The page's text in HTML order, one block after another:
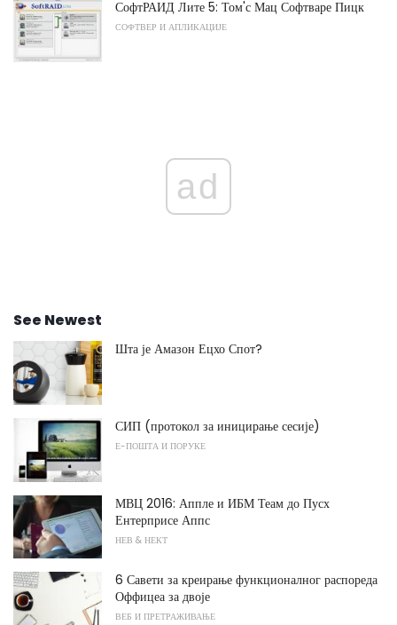
СофтРАИД Лите 5: Том'с Мац Софтваре Пицк
СОФТВЕР И АПЛИКАЦИЈЕ
ad
See Newest
Шта је Амазон Ецхо Спот?
СИП (протокол за иницирање сесије)
Е-ПОШТА И ПОРУКЕ
МВЦ 2016: Аппле и ИБМ Теам до Пусх
Ентерприсе Аппс
НЕВ & НЕКТ
6 Савети за креирање функционалног распореда
Оффицеа за двоје
ВЕБ И ПРЕТРАЖИВАЊЕ